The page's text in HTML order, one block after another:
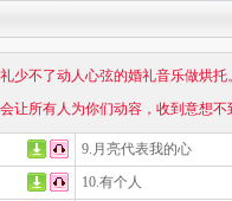
少不了动人心弦的婚礼音乐做烘托
让所有人为你们动容，收到意想不
9.月亮代表我的心
10.有个人